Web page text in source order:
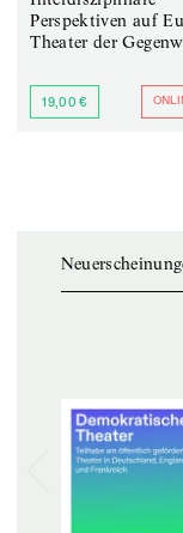
Perspektiven auf
Theater der
19,00 €